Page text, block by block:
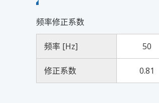
频率修正系数
频率 [Hz] 50
修正系数 0.81